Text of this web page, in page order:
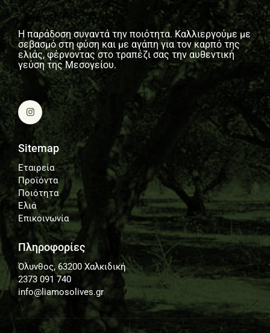
Η παράδοση συναντά την ποιότητα. Καλλιεργούμε με
σεβασμό στη φύση και με αγάπη για τον καρπό της
ελιάς, φέρνοντας στο τραπέζι σας την αυθεντική
γεύση της Μεσογείου.
Sitemap
Εταιρεία
Προϊόντα
Ποιότητα
Ελιά
Επικοινωνία
Πληροφορίες
Όλυνθος, 63200 Χαλκιδική
2373 091 740
info@liamosolives.gr